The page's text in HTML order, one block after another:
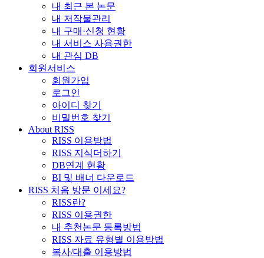
내 최근 본 논문
내 저작물관리
내 구매·신청 현황
내 서비스 사용권한
내 관심 DB
회원서비스
회원가입
로그인
아이디 찾기
비밀번호 찾기
About RISS
RISS 이용방법
RISS 지식더하기
DB연계 현황
BI 및 배너 다운로드
RISS 처음 방문 이세요?
RISS란?
RISS 이용권한
내 추천논문 등록방법
RISS 자료 유형별 이용방법
복사/대출 이용방법